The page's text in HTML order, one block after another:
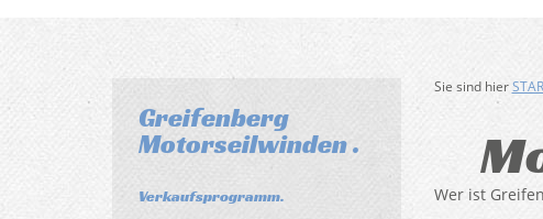
Greifenberg
Motorseilwinden .
Verkaufsprogramm.
Sie sind hier
Wer ist